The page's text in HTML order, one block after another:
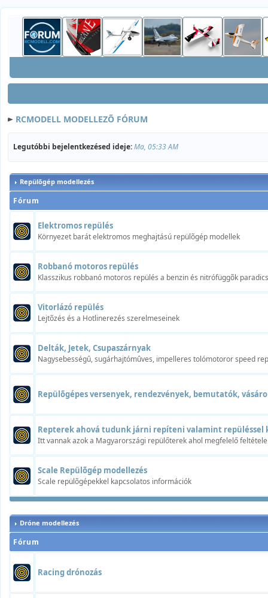
RCMODELL MODELLEZÕ FÓRUM
Legutóbbi bejelentkezésed ideje:Ma, 05:33 AM
Repülõgép modellezés
Fórum
Elektromos repülés
Környezet barát elektromos meghajtású repülõgép modellek
Robbanó motoros repülés
Klasszikus robbanó motoros repülés a benzin és nitrófüggõk
Vitorlázó repülés
Lejtõzés és a Hotlinerezés szerelmeseinek
Delták, Jetek, Csupaszárnyak
Nagysebességû, sugárhajtómûves, impelleres tolómotoror speed
Repülõgépes versenyek, rendezvények, bemutatók,
Repterek ahová tudunk járni repíteni valamint repüléssel
Itt vannak azok a Magyarországi repülőterek ahol megfelelő
Scale Repülõgép modellezés
Scale repülõgépekkel kapcsolatos információk
Dróne modellezés
Fórum
Racing drónozás